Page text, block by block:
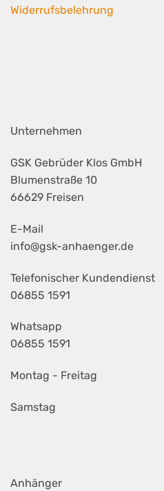
Widerrufsbelehrung
Unternehmen
GSK Gebrüder Klos GmbH
Blumenstraße 10
66629 Freisen
E-Mail
info@gsk-anhaenger.de
Telefonischer Kundendienst
06855 1591
Whatsapp
06855 1591
Montag - Freitag
Samstag
Anhänger